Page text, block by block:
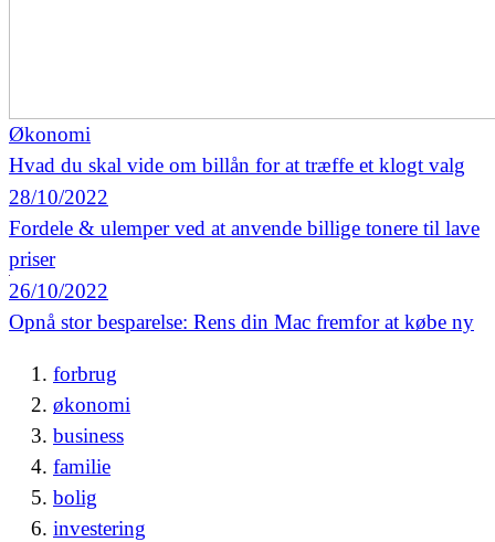
Økonomi
Hvad du skal vide om billån for at træffe et klogt valg
28/10/2022
Fordele & ulemper ved at anvende billige tonere til lave
priser
26/10/2022
Opnå stor besparelse: Rens din Mac fremfor at købe ny
forbrug
økonomi
business
familie
bolig
investering